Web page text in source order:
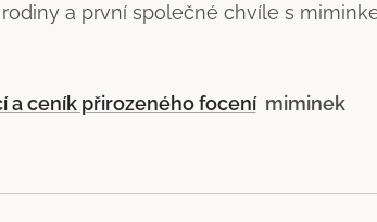
a první společné chvíle s
a ceník přirozeného focenímiminek